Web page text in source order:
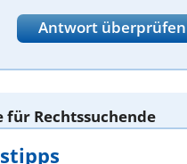
Antwort überprüfen
für Rechtssuchende